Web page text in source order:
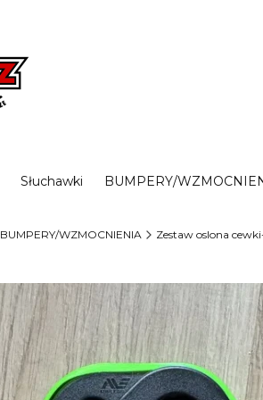
Słuchawki BUMPERY/
BUMPERY/WZMOCNIENIA Zestaw oslona